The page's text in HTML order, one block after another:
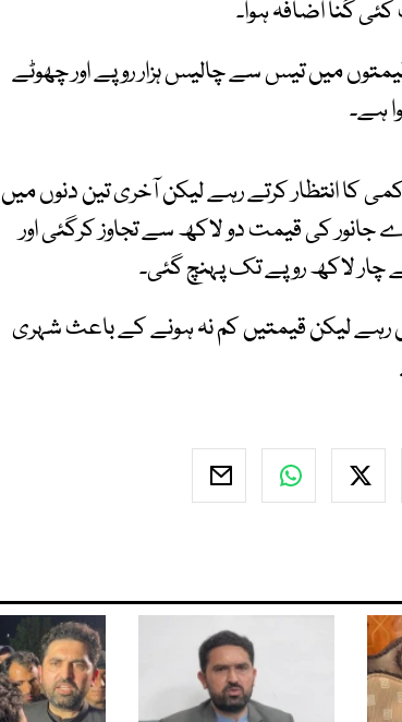
گنا اضافہ ہوا۔
میں تیس سے چالیس ہزار روپے اور چھوٹے
ہے۔
انتظار کرتے رہے لیکن آخری تین دنوں میں
جانور کی قیمت دو لاکھ سے تجاوز کرگئی اور
لاکھ روپے تک پہنچ گئی۔
لیکن قیمتیں کم نہ ہونے کے باعث شہری